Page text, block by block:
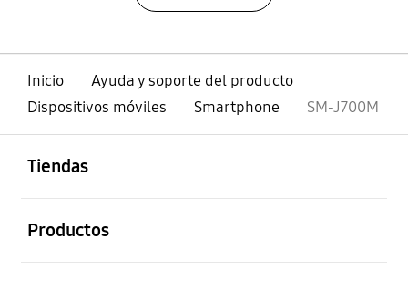
Inicio
Ayuda y soporte del producto
Dispositivos móviles
Smartphone SM-J700M
Tiendas
Productos